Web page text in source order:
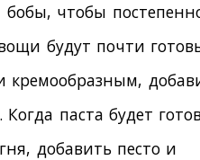
бобы, чтобы
будут почти
кремообразным,
паста будет
добавить песто и